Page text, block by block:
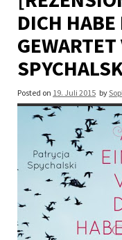
DICH
Posted on 19. Juli 2015 by